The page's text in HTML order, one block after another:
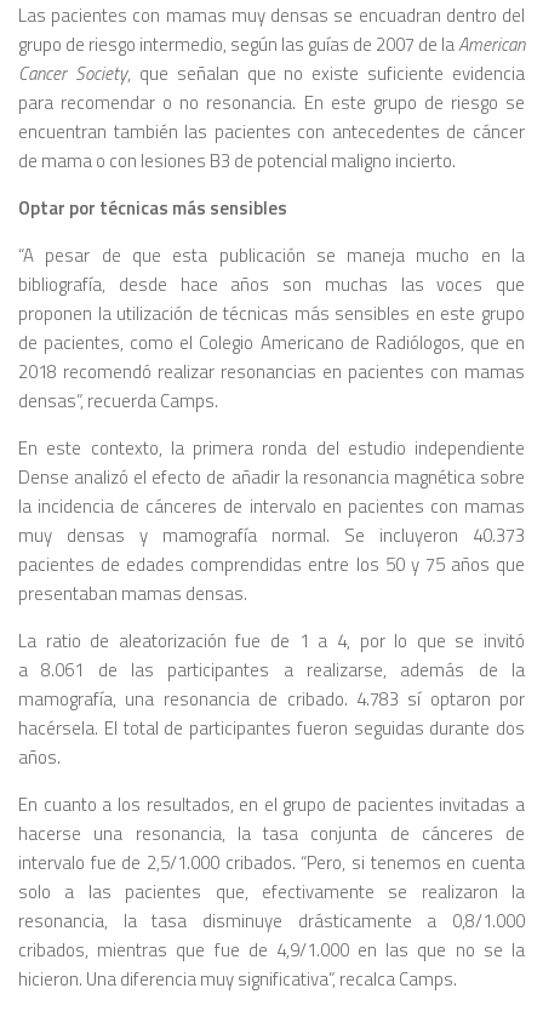
Las pacientes con mamas muy densas se encuadran dentro del
grupo de riesgo intermedio, según las guías de 2007 de laAmerican
Cancer Society, que señalan que no existe suficiente evidencia
para recomendar o no resonancia. En este grupo de riesgo se
encuentran también las pacientes con antecedentes de cáncer
de mama o con lesiones B3 de potencial maligno incierto.
Optar por técnicas más sensibles
“A pesar de que esta publicación se maneja mucho en la
bibliografía, desde hace años son muchas las voces que
proponen la utilización de técnicas más sensibles en este grupo
de pacientes, como el Colegio Americano de Radiólogos, que en
2018 recomendó realizar resonancias en pacientes con mamas
densas”, recuerda Camps.
En este contexto, la primera ronda del estudio independiente
Dense analizó el efecto de añadir la resonancia magnética sobre
la incidencia de cánceres de intervalo en pacientes con mamas
muy densas y mamografía normal. Se incluyeron 40.373
pacientes de edades comprendidas entre los 50 y 75 años que
presentaban mamas densas.
La ratio de aleatorización fue de 1 a 4, por lo que se invitó
a 8.061 de las participantes a realizarse, además de la
mamografía, una resonancia de cribado. 4.783 sí optaron por
hacérsela. El total de participantes fueron seguidas durante dos
años.
En cuanto a los resultados, en el grupo de pacientes invitadas a
hacerse una resonancia, la tasa conjunta de cánceres de
intervalo fue de 2,5/1.000 cribados. “Pero, si tenemos en cuenta
solo a las pacientes que, efectivamente se realizaron la
resonancia, la tasa disminuye drásticamente a 0,8/1.000
cribados, mientras que fue de 4,9/1.000 en las que no se la
hicieron. Una diferencia muy significativa”, recalca Camps.